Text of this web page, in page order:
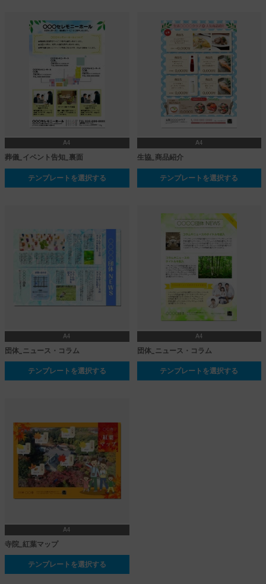
A4
葬儀_イベント告知_裏面
テンプレートを選択する
A4
生協_商品紹介
テンプレートを選択する
A4
団体_ニュース・コラム
テンプレートを選択する
A4
団体_ニュース・コラム
テンプレートを選択する
A4
寺院_紅葉マップ
テンプレートを選択する